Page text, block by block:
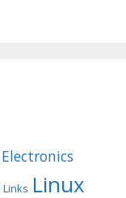
Electronics
Links Linux